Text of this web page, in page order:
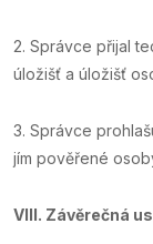
2. Správce přijal
úložišť a úložišť
3. Správce
jím pověřené
VIII. Závěrečná